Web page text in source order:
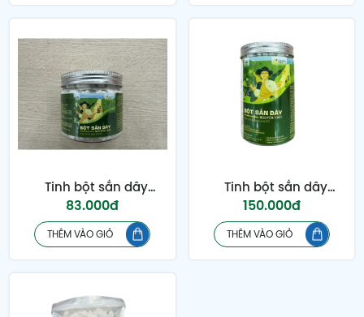
Tinh bột sắn dây
dạng cục hộp 250g
83.000đ
THÊM VÀO GIỎ
Tinh bột sắn dây
dạng cục hộp 500g
150.000đ
THÊM VÀO GIỎ